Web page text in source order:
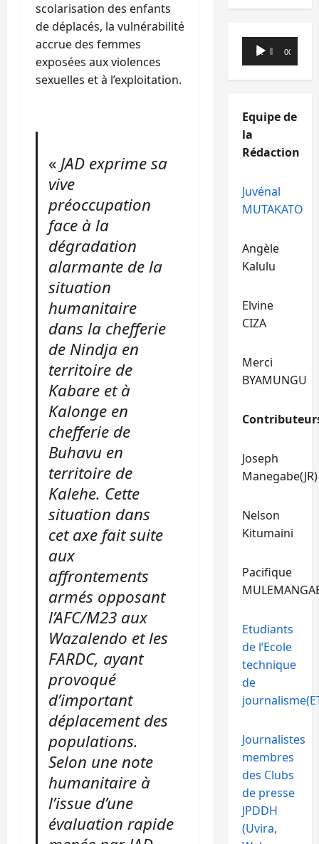
scolarisation des enfants
de déplacés, la vulnérabilité
accrue des femmes
exposées aux violences
sexuelles et à l’exploitation.
« JAD exprime sa
vive
préoccupation
face à la
dégradation
alarmante de la
situation
humanitaire
dans la chefferie
de Nindja en
territoire de
Kabare et à
Kalonge en
chefferie de
Buhavu en
territoire de
Kalehe. Cette
situation dans
cet axe fait suite
aux
affrontements
armés opposant
l’AFC/M23 aux
Wazalendo et les
FARDC, ayant
provoqué
d’important
déplacement des
populations.
Selon une note
humanitaire à
l’issue d’une
évaluation rapide
Lecteur
audio
00:00 00:00
Equipe de
la
Rédaction
Juvénal
MUTAKATO
Angèle
Kalulu
Elvine
CIZA
Merci
BYAMUNGU
Joseph
Manegabe(JR)
Nelson
Kitumaini
Pacifique
Etudiants
de l’Ecole
technique
de
Journalistes
membres
des Clubs
de presse
JPDDH
(Uvira,